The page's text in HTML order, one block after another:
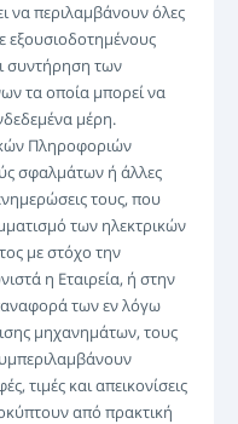
να περιλαμβάνουν όλες
εξουσιοδοτημένους
συντήρηση των
τα οποία μπορεί να
μέρη.
Πληροφοριών
σφαλμάτων ή άλλες
τους, που
των ηλεκτρικών
με στόχο την
η Εταιρεία, ή στην
των εν λόγω
μηχανημάτων, τους
τιμές και απεικονίσεις
από πρακτική